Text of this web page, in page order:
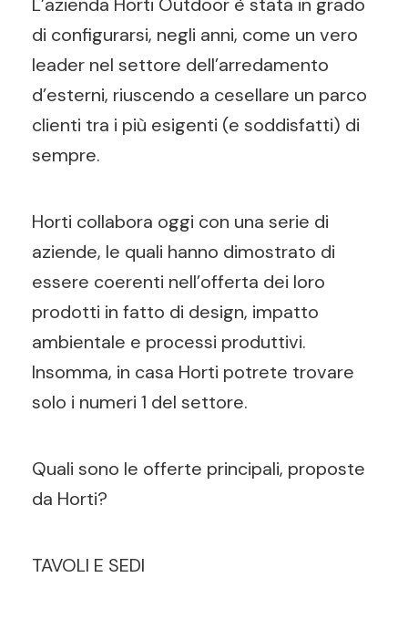
di configurarsi, negli anni, come un vero
leader nel settore dell’arredamento
d’esterni, riuscendo a cesellare un parco
clienti tra i più esigenti (e soddisfatti) di
sempre.
Horti collabora oggi con una serie di
aziende, le quali hanno dimostrato di
essere coerenti nell’offerta dei loro
prodotti in fatto di design, impatto
ambientale e processi produttivi.
Insomma, in casa Horti potrete trovare
solo i numeri 1 del settore.
Quali sono le offerte principali, proposte
da Horti?
TAVOLI E SEDI